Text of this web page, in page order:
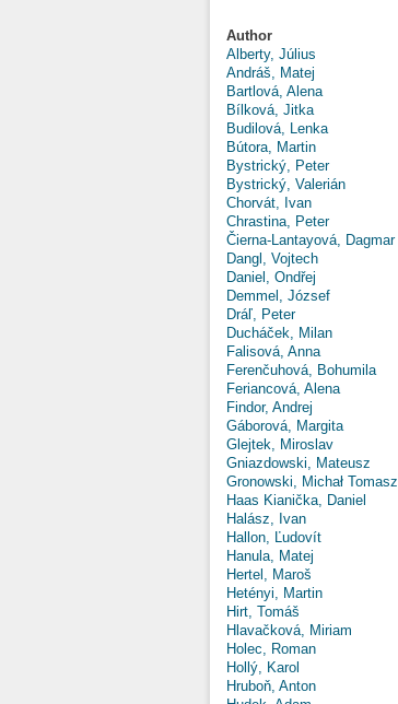
Author
Alberty, Július
Andráš, Matej
Bartlová, Alena
Bílková, Jitka
Budilová, Lenka
Bútora, Martin
Bystrický, Peter
Bystrický, Valerián
Chorvát, Ivan
Chrastina, Peter
Čierna-Lantayová, Dagmar
Dangl, Vojtech
Daniel, Ondřej
Demmel, József
Dráľ, Peter
Ducháček, Milan
Falisová, Anna
Ferenčuhová, Bohumila
Feriancová, Alena
Findor, Andrej
Gáborová, Margita
Glejtek, Miroslav
Gniazdowski, Mateusz
Gronowski, Michał Tomasz
Haas Kianička, Daniel
Halász, Ivan
Hallon, Ľudovít
Hanula, Matej
Hertel, Maroš
Hetényi, Martin
Hirt, Tomáš
Hlavačková, Miriam
Holec, Roman
Hollý, Karol
Hruboň, Anton